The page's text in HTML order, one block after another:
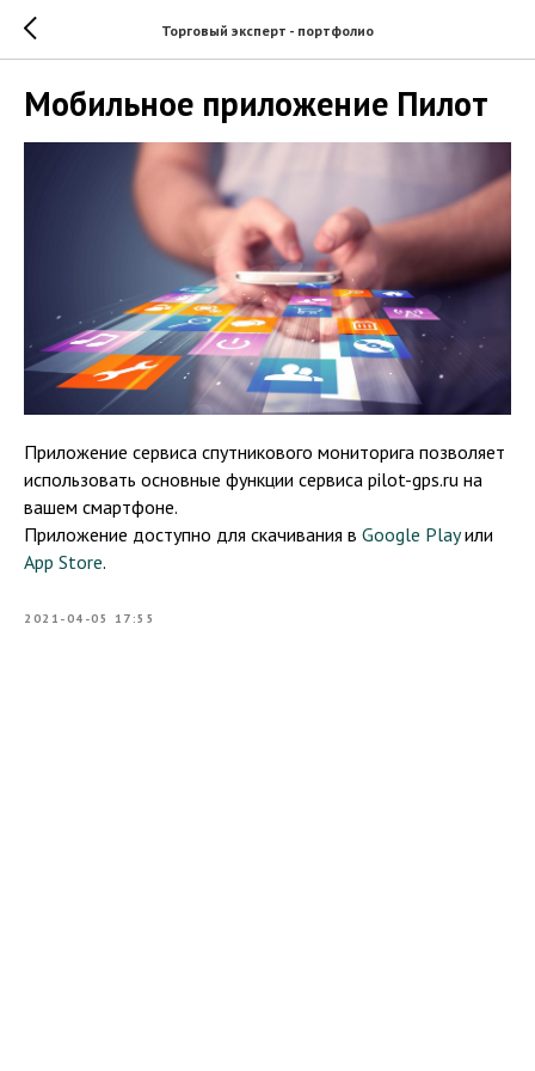
Торговый эксперт - портфолио
Мобильное приложение Пилот
Приложение сервиса спутникового мониторига позволяет
использовать основные функции сервиса pilot-gps.ru на
вашем смартфоне.
Приложение доступно для скачивания в Google Playили
App Store.
2021-04-05 17:55